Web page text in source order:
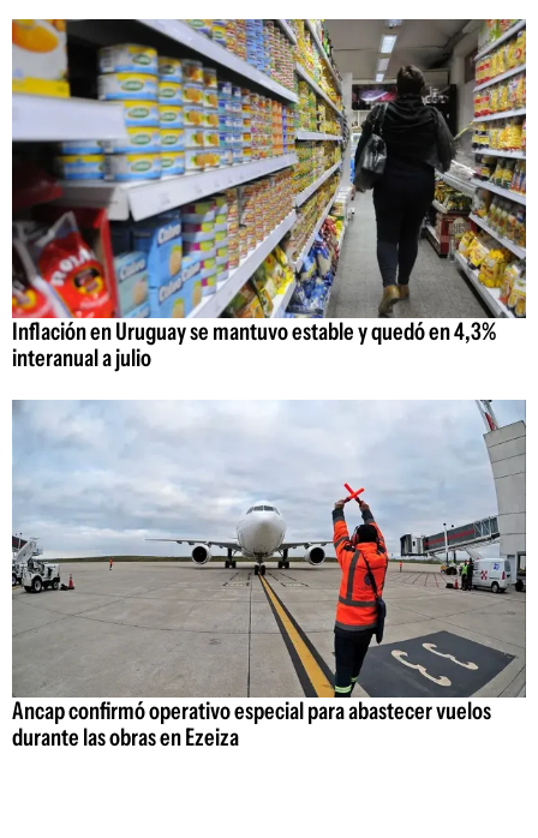
Inflación en Uruguay se mantuvo estable y quedó en 4,3%
interanual a julio
Ancap confirmó operativo especial para abastecer vuelos
durante las obras en Ezeiza